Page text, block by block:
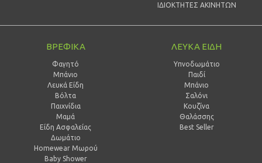
ΙΔΙΟΚΤΗΤΕΣ ΑΚΙΝΗΤΩΝ
ΒΡΕΦΙΚΑ
Φαγητό
Μπάνιο
Λευκά Είδη
Βόλτα
Παιχνίδια
Μαμά
Είδη Ασφαλείας
Δωμάτιο
Homewear Μωρού
Baby Shower
ΛΕΥΚΑ ΕΙΔΗ
Υπνοδωμάτιο
Παιδί
Mπάνιο
Σαλόνι
Κουζίνα
Θαλάσσης
Best Seller